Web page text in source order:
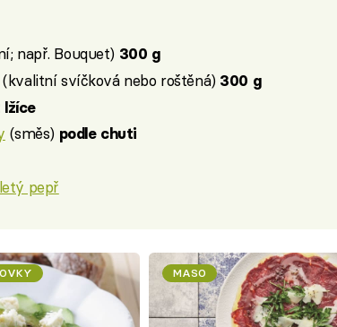
např. Bouquet) 300 g
(kvalitní svíčková nebo roštěná) 300 g
lžíce
(směs) podle chuti
pepř
MASO